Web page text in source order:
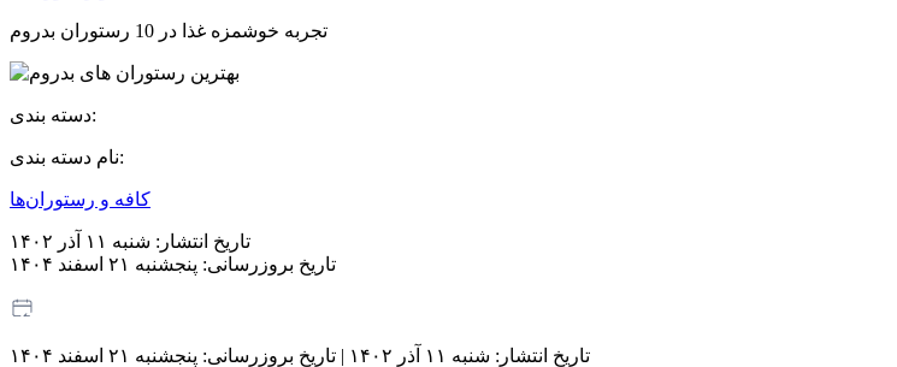
تجربه خوشمزه غذا در 10 رستوران بدروم
دسته بندی:
نام دسته بندی:
کافه و رستوران‌ها
تاریخ انتشار: شنبه ۱۱ آذر ۱۴۰۲
تاریخ بروزرسانی: پنجشنبه ۲۱ اسفند ۱۴۰۴
تاریخ انتشار: شنبه ۱۱ آذر ۱۴۰۲ | تاریخ بروزرسانی: پنجشنبه ۲۱ اسفند ۱۴۰۴